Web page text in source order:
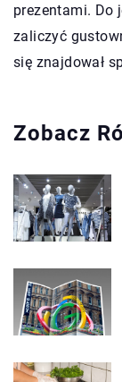
prezentami. Do
zaliczyć
się znajdował
Zobacz